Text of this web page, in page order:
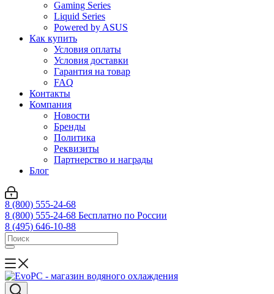
Gaming Series
Liquid Series
Powered by ASUS
Как купить
Условия оплаты
Условия доставки
Гарантия на товар
FAQ
Контакты
Компания
Новости
Бренды
Политика
Реквизиты
Партнерство и награды
Блог
8 (800) 555-24-68
8 (800) 555-24-68 Бесплатно по России
8 (495) 646-10-88